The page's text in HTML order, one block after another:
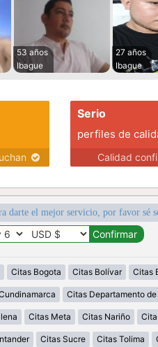
53 años
Ibague
27 años
Ibague
Serio
perfiles de
Calidad
darte el mejor servicio, por favor sé
Citas Bogota Citas Bolívar Citas
Citas Departamento
Citas Meta Citas Nariño
Citas Sucre Citas Tolima